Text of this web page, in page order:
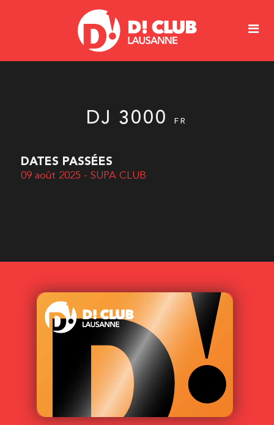
DJ 3000 FR
DATES PASSÉES
09 août 2025 - SUPA CLUB